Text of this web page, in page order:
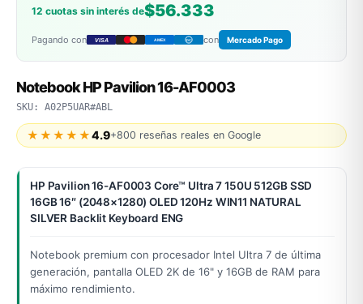
→
12 cuotas sin interés de$56.333
Pagando con VISA AMEX DC con Mercado Pago
Notebook HP Pavilion 16-AF0003
SKU: A02P5UAR#ABL
★★★★★4.9+800 reseñas reales en Google
HP Pavilion 16-AF0003 Core™ Ultra 7 150U 512GB SSD
16GB 16″ (2048×1280) OLED 120Hz WIN11 NATURAL
SILVER Backlit Keyboard ENG
Notebook premium con procesador Intel Ultra 7 de última
generación, pantalla OLED 2K de 16" y 16GB de RAM para
máximo rendimiento.